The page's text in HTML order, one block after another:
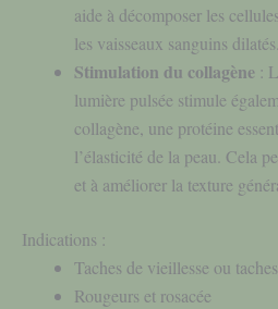
aide à décomposer les
les vaisseaux sanguins dilatés.
Stimulation du collagène :
lumière pulsée stimule
collagène, une protéine
l’élasticité de la peau. Cela
et à améliorer la texture
Indications :
Taches de vieillesse ou
Rougeurs et rosacée